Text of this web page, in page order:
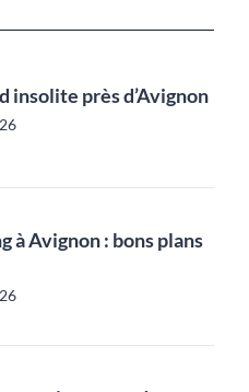
insolite près d’Avignon
à Avignon : bons plans